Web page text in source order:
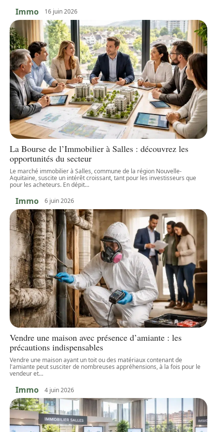
Immo 16 juin 2026
La Bourse de l’Immobilier à Salles : découvrez les
opportunités du secteur
Le marché immobilier à Salles, commune de la région Nouvelle-
Aquitaine, suscite un intérêt croissant, tant pour les investisseurs que
pour les acheteurs. En dépit…
Immo 6 juin 2026
Vendre une maison avec présence d’amiante : les
précautions indispensables
Vendre une maison ayant un toit ou des matériaux contenant de
l'amiante peut susciter de nombreuses appréhensions, à la fois pour le
vendeur et…
Immo 4 juin 2026